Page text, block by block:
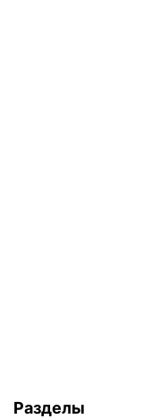
Разделы